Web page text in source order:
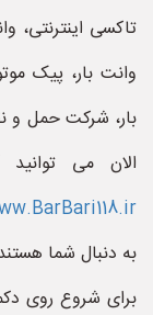
تاکسی اینترنتی،
وانت بار، پیک
بار، شرکت حمل و
الان می
به دنبال شما
برای شروع روی